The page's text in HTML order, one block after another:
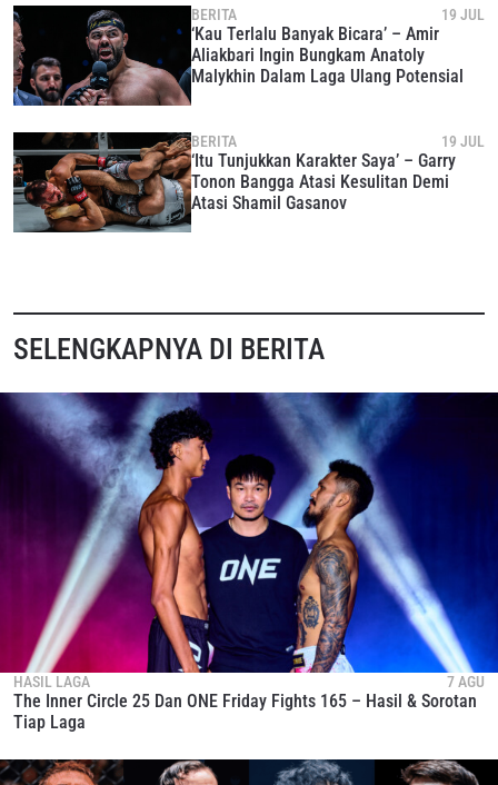
BERITA 19 JUL
‘Kau Terlalu Banyak Bicara’ – Amir
Aliakbari Ingin Bungkam Anatoly
Malykhin Dalam Laga Ulang Potensial
BERITA 19 JUL
‘Itu Tunjukkan Karakter Saya’ – Garry
Tonon Bangga Atasi Kesulitan Demi
Atasi Shamil Gasanov
SELENGKAPNYA DI BERITA
HASIL LAGA 7 AGU
The Inner Circle 25 Dan ONE Friday Fights 165 – Hasil & Sorotan
Tiap Laga